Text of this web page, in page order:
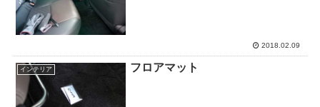
2018.02.09
インテリア フロアマット